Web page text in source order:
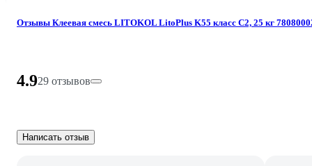
Отзывы Клеевая смесь LITOKOL LitoPlus K55 класс C2, 25 кг
4.929 отзывов
Написать отзыв